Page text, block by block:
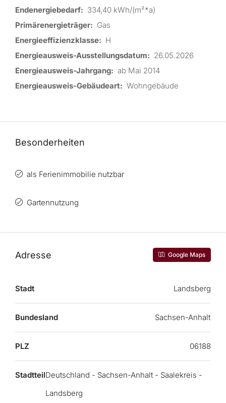
Endenergiebedarf: 334,40 kWh/(m²*a)
Primärenergieträger: Gas
Energieeffizienzklasse: H
Energieausweis-Ausstellungsdatum: 26.05.2026
Energieausweis-Jahrgang: ab Mai 2014
Energieausweis-Gebäudeart: Wohngebäude
Besonderheiten
als Ferienimmobilie nutzbar
Gartennutzung
Adresse Google Maps
Stadt Landsberg
Bundesland Sachsen-Anhalt
PLZ 06188
StadtteilDeutschland - Sachsen-Anhalt - Saalekreis -
Landsberg